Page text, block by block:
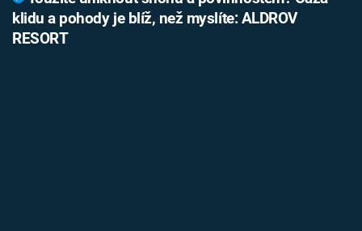
klidu a pohody je blíž, než myslíte: ALDROV
RESORT